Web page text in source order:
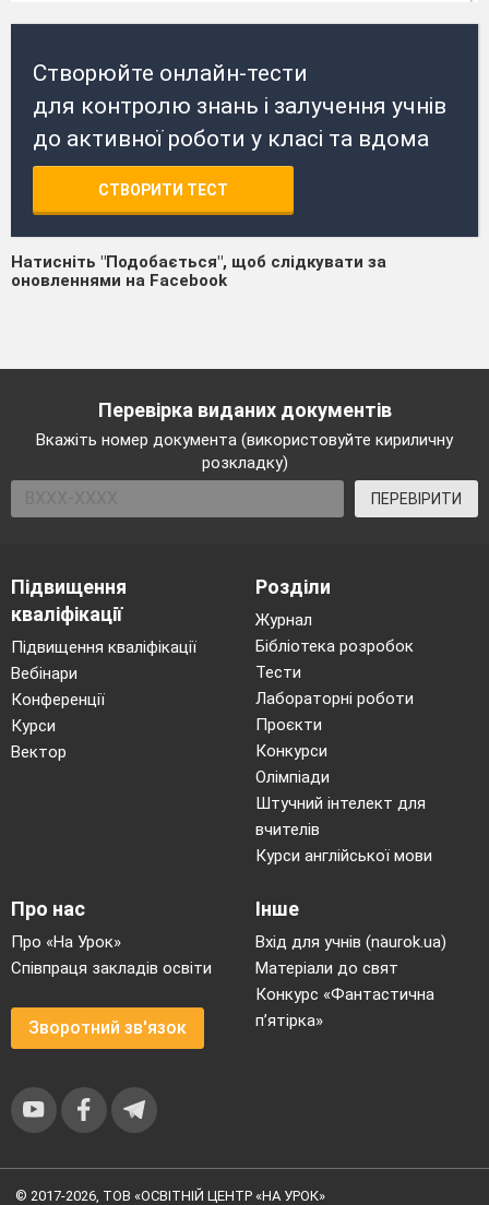
Створюйте онлайн-тести
для контролю знань і залучення учнів
до активної роботи у класі та вдома
СТВОРИТИ ТЕСТ
Натисніть "Подобається", щоб слідкувати за
оновленнями на Facebook
Перевірка виданих документів
Вкажіть номер документа (використовуйте кириличну
розкладку)
ПЕРЕВІРИТИ
Підвищення
кваліфікації
Підвищення кваліфікації
Вебінари
Конференції
Курси
Вектор
Розділи
Журнал
Бібліотека розробок
Тести
Лабораторні роботи
Проєкти
Конкурси
Олімпіади
Штучний інтелект для
вчителів
Курси англійської мови
Про нас
Про «На Урок»
Співпраця закладів освіти
Зворотний зв'язок
Інше
Вхід для учнів (naurok.ua)
Матеріали до свят
Конкурс «Фантастична
п’ятірка»
© 2017-2026, ТОВ «ОСВІТНІЙ ЦЕНТР «НА УРОК»